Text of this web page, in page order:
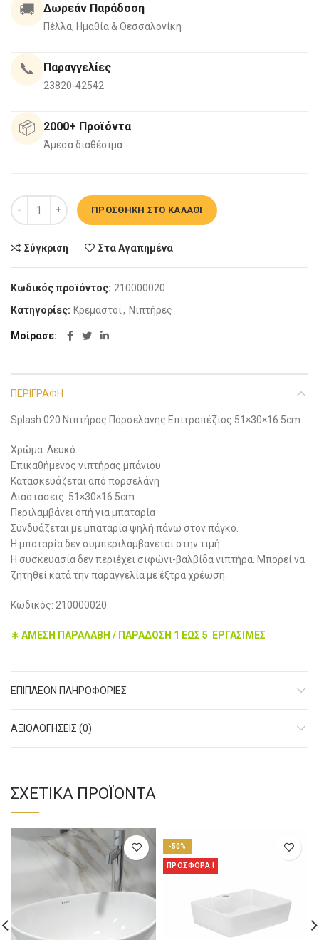
🚚 Δωρεάν Παράδοση
Πέλλα, Ημαθία & Θεσσαλονίκη
📞 Παραγγελίες
23820-42542
📦 2000+ Προϊόντα
Άμεσα διαθέσιμα
Splash 020 Νιπτήρας Πορσελάνης Επιτραπέζιος 51×30×16.5cm
ΠΡΟΣΘΉΚΗ ΣΤΟ ΚΑΛΆΘΙ
Σύγκριση Στα Αγαπημένα
Κωδικός προϊόντος: 210000020
Κατηγορίες: Κρεμαστοί, Νιπτήρες
Μοίρασε
ΠΕΡΙΓΡΑΦΉ
Splash 020 Νιπτήρας Πορσελάνης Επιτραπέζιος 51×30×16.5cm
Χρώμα: Λευκό
Επικαθήμενος νιπτήρας μπάνιου
Κατασκευάζεται από πορσελάνη
Διαστάσεις: 51×30×16.5cm
Περιλαμβάνει οπή για μπαταρία
Συνδυάζεται με μπαταρία ψηλή πάνω στον πάγκο.
Η μπαταρία δεν συμπεριλαμβάνεται στην τιμή
Η συσκευασία δεν περιέχει σιφώνι-βαλβίδα νιπτήρα. Μπορεί να
ζητηθεί κατά την παραγγελία με έξτρα χρέωση.
Κωδικός: 210000020
∗ ΑΜΕΣΗ ΠΑΡΑΛΑΒΗ / ΠΑΡΑΔΟΣΗ 1 ΕΩΣ 5 ΕΡΓΑΣΙΜΕΣ
ΕΠΙΠΛΈΟΝ ΠΛΗΡΟΦΟΡΊΕΣ
ΑΞΙΟΛΟΓΉΣΕΙΣ (0)
ΣΧΕΤΙΚΆ ΠΡΟΪΌΝΤΑ
-50%
ΠΡΟΣΦΟΡΑ !